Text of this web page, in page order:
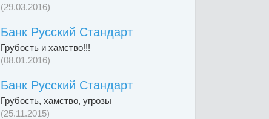
(29.03.2016)
Банк Русский Стандарт
Грубость и хамство!!!
(08.01.2016)
Банк Русский Стандарт
Грубость, хамство, угрозы
(25.11.2015)